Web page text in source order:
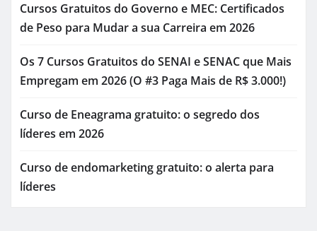
Cursos Gratuitos do Governo e MEC: Certificados
de Peso para Mudar a sua Carreira em 2026
Os 7 Cursos Gratuitos do SENAI e SENAC que Mais
Empregam em 2026 (O #3 Paga Mais de R$ 3.000!)
Curso de Eneagrama gratuito: o segredo dos
líderes em 2026
Curso de endomarketing gratuito: o alerta para
líderes